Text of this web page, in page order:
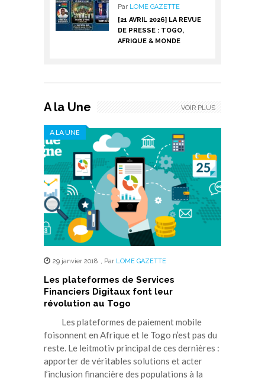
Par LOME GAZETTE
[21 AVRIL 2026] LA REVUE
DE PRESSE : TOGO,
AFRIQUE & MONDE
A la Une
A LA UNE
29 janvier 2018 , Par LOME GAZETTE
Les plateformes de Services
Financiers Digitaux font leur
révolution au Togo
Les plateformes de paiement mobile
foisonnent en Afrique et le Togo n’est pas du
reste. Le leitmotiv principal de ces dernières :
apporter de véritables solutions et acter
l’inclusion financière des populations à la
VOIR PLUS